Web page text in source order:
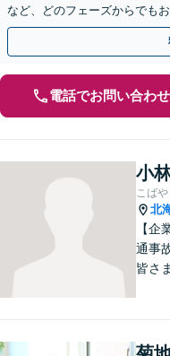
など、どのフェーズからでも
プで対応可能【休日・夜間面
電話でお問い合わせ
小
こば
北
【企
通事
皆さ